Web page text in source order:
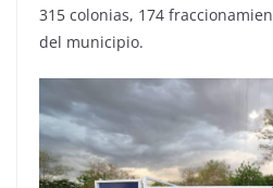
315 colonias, 174
del municipio.